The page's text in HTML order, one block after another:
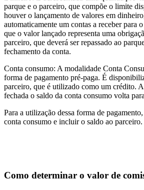
parque e o parceiro, que compõe o limite
houver o lançamento de valores em
automaticamente um contas a receber para
que o valor lançado representa uma
parceiro, que deverá ser repassado ao
fechamento da conta.
Conta consumo: A modalidade Conta
forma de pagamento pré-paga. É
parceiro, que é utilizado como um crédito.
fechada o saldo da conta consumo volta
Para a utilização dessa forma de
conta consumo e incluir o saldo ao parceiro.
Como determinar o valor de